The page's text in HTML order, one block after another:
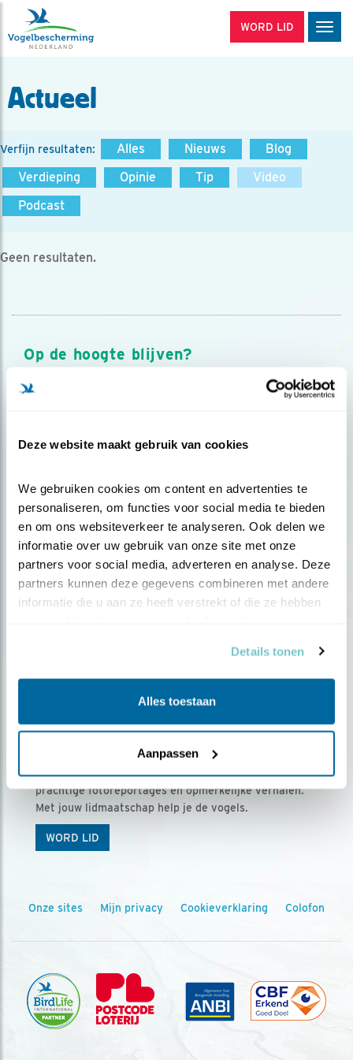
Deze website maakt gebruik van cookies
We gebruiken cookies om content en advertenties te
personaliseren, om functies voor social media te bieden
en om ons websiteverkeer te analyseren. Ook delen we
informatie over uw gebruik van onze site met onze
partners voor social media, adverteren en analyse. Deze
partners kunnen deze gegevens combineren met andere
informatie die u aan ze heeft verstrekt of die ze hebben
Details tonen
Alles toestaan
Aanpassen
WORD LID
Actueel
Verfijn resultaten: Alles Nieuws
Blog
Verdieping
Opinie Tip
Video
Podcast
Geen resultaten.
Op de hoogte blijven?
Meld je aan en ontvang nieuws, inspiratie, acties en tips
over vogels en activiteiten van Vogelbescherming.
Ontvang 5 x Vogels voor € 36,00 per jaar
Vogels is het tijdschrift voor onze leden, met
prachtige fotoreportages en opmerkelijke verhalen.
Met jouw lidmaatschap help je de vogels.
WORD LID
Onze sites Mijn privacy Cookieverklaring Colofon